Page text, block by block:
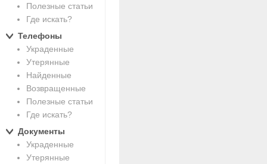
Полезные статьи
Где искать?
Телефоны
Украденные
Утерянные
Найденные
Возвращенные
Полезные статьи
Где искать?
Документы
Украденные
Утерянные